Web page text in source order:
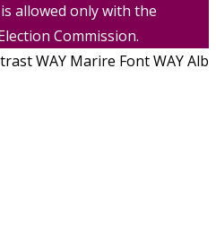
allowed only with the
Commission.
WAY Marire Font WAYAlb